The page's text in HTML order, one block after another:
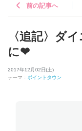
前の記事へ
〈追記〉ダ
に❤︎
2017年12月02日(土)
テーマ： ポイントタウン